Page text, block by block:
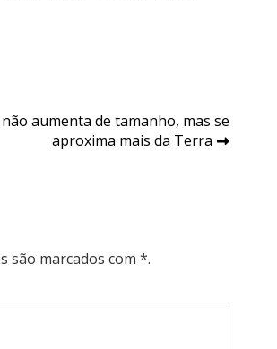
aumenta de tamanho, mas se
aproxima mais da Terra
são marcados com *.